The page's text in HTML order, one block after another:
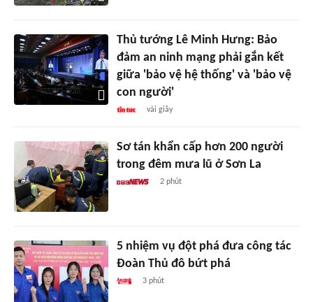
Thủ tướng Lê Minh Hưng: Bảo
đảm an ninh mạng phải gắn kết
giữa 'bảo vệ hệ thống' và 'bảo vệ
con người'
vài giây
Sơ tán khẩn cấp hơn 200 người
trong đêm mưa lũ ở Sơn La
2 phút
5 nhiệm vụ đột phá đưa công tác
Đoàn Thủ đô bứt phá
3 phút